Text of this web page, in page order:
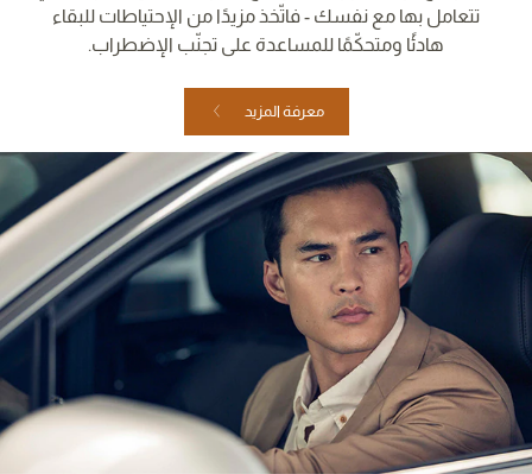
تتعامل بها مع نفسك - فاتّخذ مزيدًا من الإحتياطات للبقاء
هادئًا ومتحكّمًا للمساعدة على تجنّب الإضطراب.
معرفة المزيد